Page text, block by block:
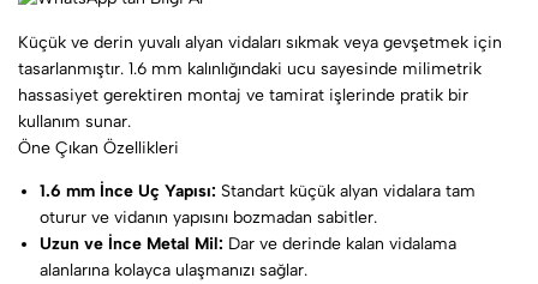
Küçük ve derin yuvalı alyan vidaları sıkmak veya gevşetmek için
tasarlanmıştır. 1.6 mm kalınlığındaki ucu sayesinde milimetrik
hassasiyet gerektiren montaj ve tamirat işlerinde pratik bir
kullanım sunar.
Öne Çıkan Özellikleri
1.6 mm İnce Uç Yapısı: Standart küçük alyan vidalara tam
oturur ve vidanın yapısını bozmadan sabitler.
Uzun ve İnce Metal Mil: Dar ve derinde kalan vidalama
alanlarına kolayca ulaşmanızı sağlar.